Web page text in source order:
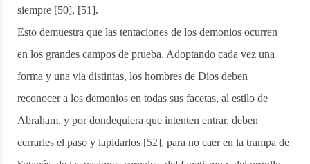
siempre [50], [51].
Esto demuestra que las tentaciones de los demonios ocurren
en los grandes campos de prueba. Adoptando cada vez una
forma y una vía distintas, los hombres de Dios deben
reconocer a los demonios en todas sus facetas, al estilo de
Abraham, y por dondequiera que intenten entrar, deben
cerrarles el paso y lapidarlos [52], para no caer en la trampa de